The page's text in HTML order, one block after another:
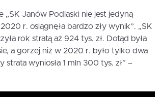
„SK Janów Podlaski nie jest jedyną
r. osiągnęła bardzo zły wynik”. „SK
rok stratą aż 924 tys. zł. Dotąd była
a gorzej niż w 2020 r. było tylko dwa
strata wyniosła 1 mln 300 tys. zł” –